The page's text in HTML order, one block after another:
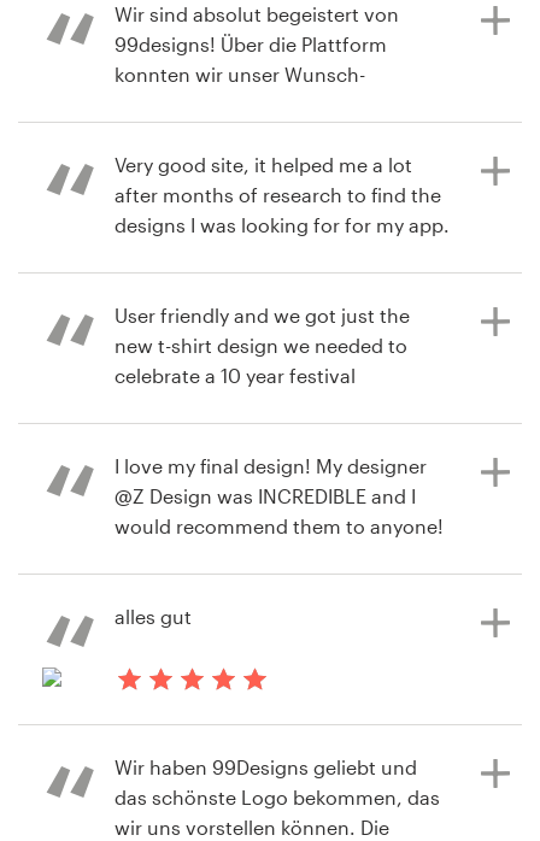
klampfl.bernhar8
Visualizar seu concurso de capa de
livro ou revista
há 8 meses
Visualizar seu concurso de
Wir sind absolut begeistert von
99designs! Über die Plattform
konnten wir unser Wunsch-
talentierte Designer man dort
erreicht und wie vielfältig die
kreativen Ansätze sind. Der Prozess
finalen Designs. Durch die
Zusammenarbeit mit den vielen Top-
Designern haben wir am Ende genau
Empfehlung für alle, die auf der
Suche nach professionellen und
kreativen Designlösungen sind.
há 9 meses
Emanuele Totaro
Very good site, it helped me a lot
after months of research to find the
designs I was looking for for my app.
há 9 meses
lisTtt
User friendly and we got just the
new t-shirt design we needed to
celebrate a 10 year festival
susanna.creed
I love my final design! My designer
@Z Design was INCREDIBLE and I
would recommend them to anyone!
Visualizar seu concurso de capa de
livro ou revista
alles gut
Wir haben 99Designs geliebt und
das schönste Logo bekommen, das
wir uns vorstellen können. Die
Blog